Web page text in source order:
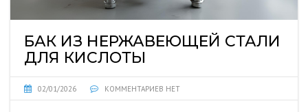
БАК ИЗ НЕРЖАВЕЮЩЕЙ СТАЛИ
ДЛЯ КИСЛОТЫ
02/01/2026 КОММЕНТАРИЕВ НЕТ